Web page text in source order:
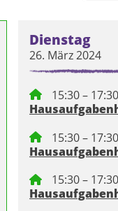
Dienstag
26. März 2024
15:30 –
15:30 –
15:30 –